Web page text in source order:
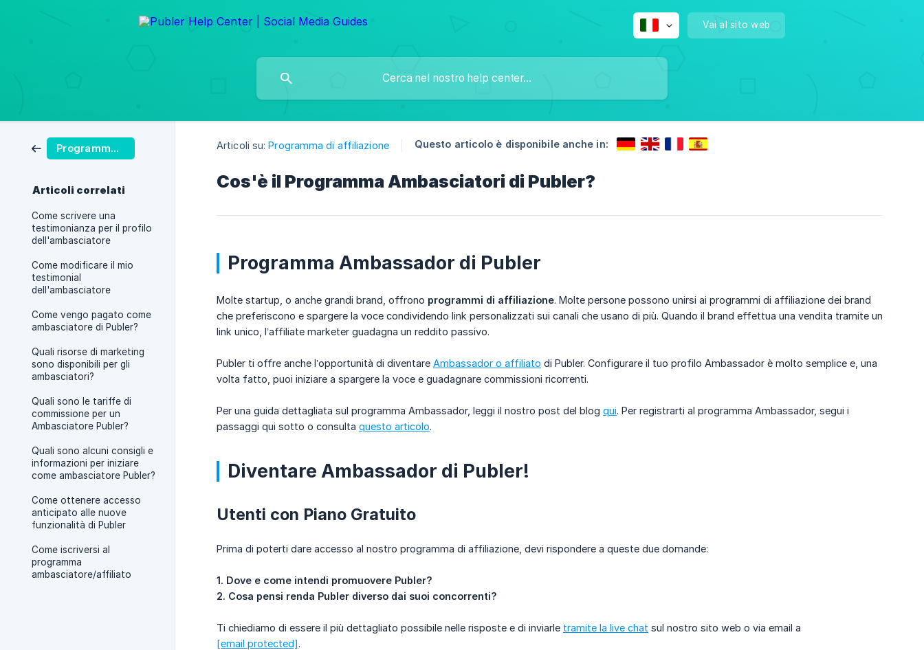
Vai al sito web
Programma di affiliazione
Articoli correlati
Come scrivere una
testimonianza per il profilo
dell'ambasciatore
Come modificare il mio
testimonial
dell'ambasciatore
Come vengo pagato come
ambasciatore di Publer?
Quali risorse di marketing
sono disponibili per gli
ambasciatori?
Quali sono le tariffe di
commissione per un
Ambasciatore Publer?
Quali sono alcuni consigli e
informazioni per iniziare
come ambasciatore Publer?
Come ottenere accesso
anticipato alle nuove
funzionalità di Publer
Come iscriversi al
programma
ambasciatore/affiliato
Articoli su: Programma di affiliazione Questo articolo è disponibile anche in:
Cos'è il Programma Ambasciatori di Publer?
Programma Ambassador di Publer
Molte startup, o anche grandi brand, offrono programmi di affiliazione. Molte persone possono unirsi ai programmi di affiliazione dei brand
che preferiscono e spargere la voce condividendo link personalizzati sui canali che usano di più. Quando il brand effettua una vendita tramite un
link unico, l’affiliate marketer guadagna un reddito passivo.
Publer ti offre anche l’opportunità di diventare Ambassador o affiliato di Publer. Configurare il tuo profilo Ambassador è molto semplice e, una
volta fatto, puoi iniziare a spargere la voce e guadagnare commissioni ricorrenti.
Per una guida dettagliata sul programma Ambassador, leggi il nostro post del blog qui. Per registrarti al programma Ambassador, segui i
passaggi qui sotto o consulta questo articolo.
Diventare Ambassador di Publer!
Utenti con Piano Gratuito
Prima di poterti dare accesso al nostro programma di affiliazione, devi rispondere a queste due domande:
1. Dove e come intendi promuovere Publer?
2. Cosa pensi renda Publer diverso dai suoi concorrenti?
Ti chiediamo di essere il più dettagliato possibile nelle risposte e di inviarle tramite la live chat sul nostro sito web o via email a
[email protected].